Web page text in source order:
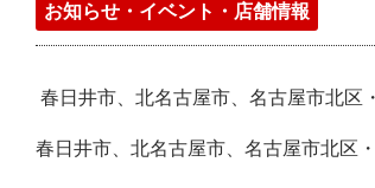
お知らせ・イベント・店舗情報
春日井市、北名古屋市、名古屋市北区
春日井市、北名古屋市、名古屋市北区